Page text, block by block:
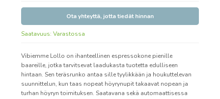
Ota yhteyttä, jotta tiedät hinnan
Saatavuus: Varastossa
Vibiemme Lollo on ihanteellinen espressokone pienille
baareille, jotka tarvitsevat laadukasta tuotetta edulliseen
hintaan. Sen teräsrunko antaa sille tyylikkään ja houkuttelevan
suunnittelun, kun taas nopeat höyrynupit takaavat nopean ja
turhan höyryn toimituksen. Saatavana sekä automaattisessa